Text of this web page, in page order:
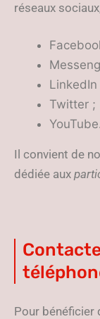
réseaux
LinkedIn
Twitter ;
YouTube.
Il convient de
dédiée aux
Pour bénéficier